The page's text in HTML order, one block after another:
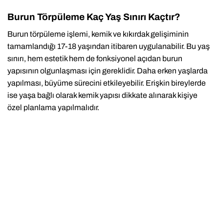
Burun Törpüleme Kaç Yaş Sınırı Kaçtır?
Burun törpüleme işlemi, kemik ve kıkırdak gelişiminin
tamamlandığı 17-18 yaşından itibaren uygulanabilir. Bu yaş
sınırı, hem estetik hem de fonksiyonel açıdan burun
yapısının olgunlaşması için gereklidir. Daha erken yaşlarda
yapılması, büyüme sürecini etkileyebilir. Erişkin bireylerde
ise yaşa bağlı olarak kemik yapısı dikkate alınarak kişiye
özel planlama yapılmalıdır.